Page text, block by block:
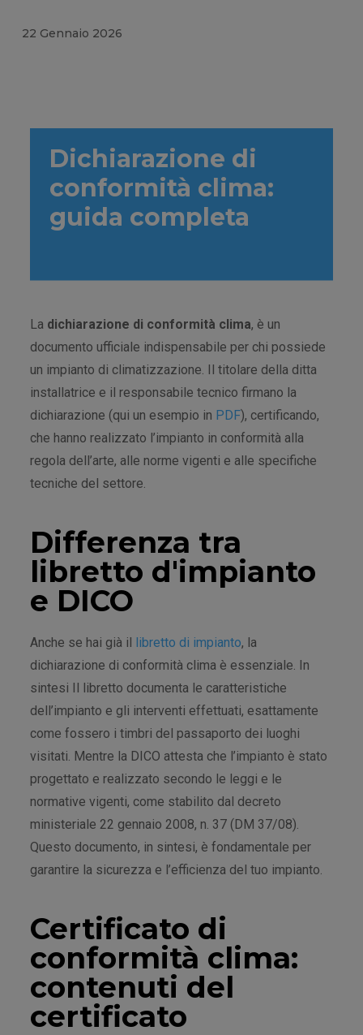
22 Gennaio 2026
Dichiarazione di
conformità clima:
guida completa
La dichiarazione di conformità clima, è un
documento ufficiale indispensabile per chi possiede
un impianto di climatizzazione. Il titolare della ditta
installatrice e il responsabile tecnico firmano la
dichiarazione (qui un esempio in PDF), certificando,
che hanno realizzato l’impianto in conformità alla
regola dell’arte, alle norme vigenti e alle specifiche
tecniche del settore.
Differenza tra
libretto d'impianto
e DICO
Anche se hai già il libretto di impianto, la
dichiarazione di conformità clima è essenziale. In
sintesi Il libretto documenta le caratteristiche
dell’impianto e gli interventi effettuati, esattamente
come fossero i timbri del passaporto dei luoghi
visitati. Mentre la DICO attesta che l’impianto è stato
progettato e realizzato secondo le leggi e le
normative vigenti, come stabilito dal decreto
ministeriale 22 gennaio 2008, n. 37 (DM 37/08).
Questo documento, in sintesi, è fondamentale per
garantire la sicurezza e l’efficienza del tuo impianto.
Certificato di
conformità clima:
contenuti del
certificato